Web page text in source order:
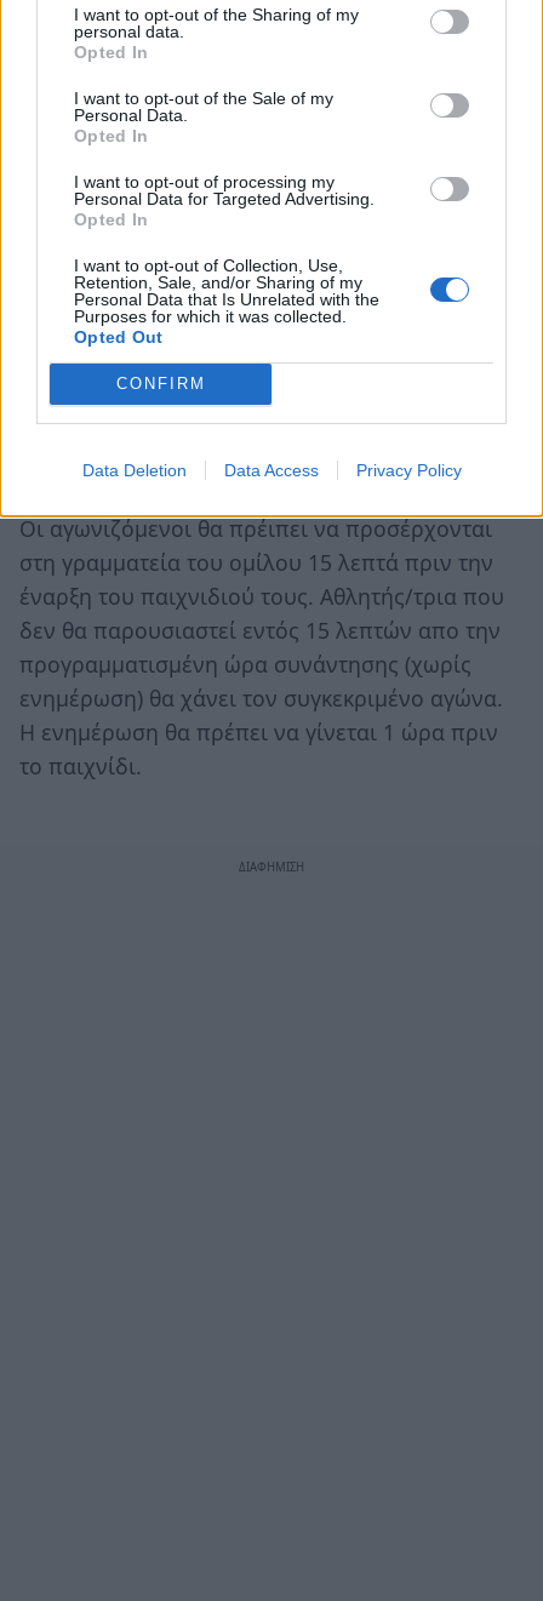
I want to opt-out of the Sharing of my
personal data.
Opted In
I want to opt-out of the Sale of my
Personal Data.
Opted In
I want to opt-out of processing my
Personal Data for Targeted Advertising.
Opted In
I want to opt-out of Collection, Use,
Retention, Sale, and/or Sharing of my
Personal Data that Is Unrelated with the
Purposes for which it was collected.
Opted Out
CONFIRM
Data Deletion Data Access Privacy Policy
Όλοι οι συμμετέχοντες θα λάβουν μέρος σε
τουλάχιστον δύο αγώνες. Ανάλογα με τις
από την οργανωτική επιτροπή αν θα γίνει
ταμπλό consolation ή ταμπλό δεύτερης
ευκαιρίας.
Ανάλογα με τις ανάγκες του τουρνουά μπορεί οι
ημέρα.Στους ημιτελικούς και στους τελικούς
ενδέχεται να υπάρξει η δυνατότητα Διαιτητή
Καρέκλας (Chair Umpire).
Κατηγορίες:
2. Γυναίκες 14+
Οι αγωνιζόμενοι θα πρέιπει να προσέρχονται
στη γραμματεία του ομίλου 15 λεπτά πριν την
έναρξη του παιχνιδιού τους. Αθλητής/τρια που
δεν θα παρουσιαστεί εντός 15 λεπτών απο την
προγραμματισμένη ώρα συνάντησης (χωρίς
ενημέρωση) θα χάνει τον συγκεκριμένο αγώνα.
Η ενημέρωση θα πρέπει να γίνεται 1 ώρα πριν
το παιχνίδι.